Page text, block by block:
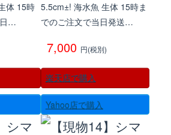
体 15時
日…
5.5cm±! 海水魚 生体 15時ま
でのご注文で当日発送…
7,000 円(税別)
楽天店で購入
Yahoo店で購入